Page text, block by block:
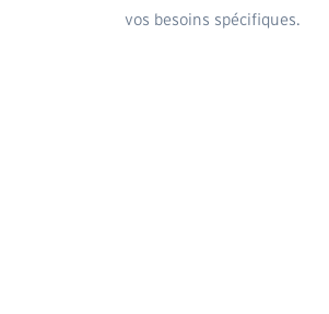
vos besoins spécifiques.